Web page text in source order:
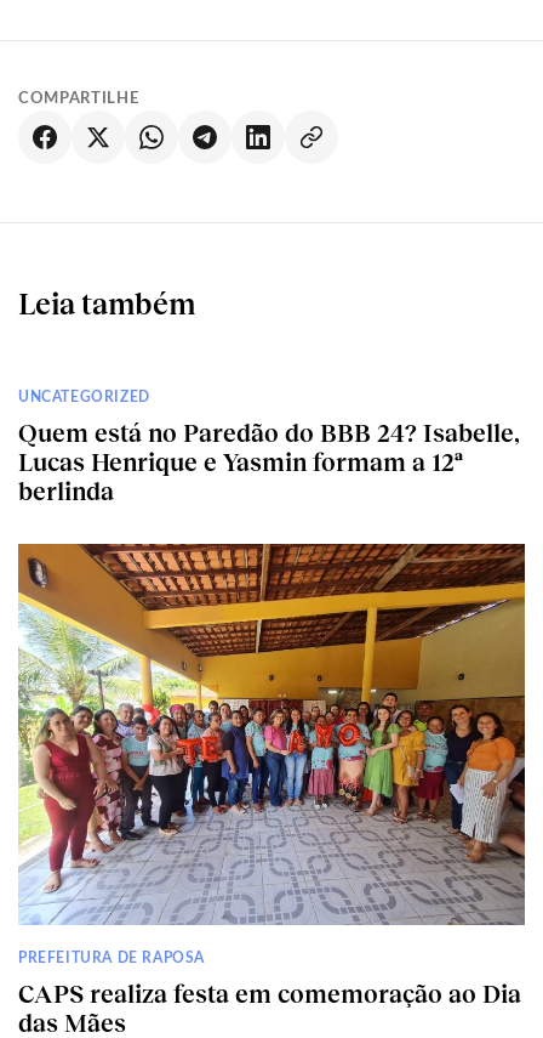
COMPARTILHE
Leia também
UNCATEGORIZED
Quem está no Paredão do BBB 24? Isabelle,
Lucas Henrique e Yasmin formam a 12ª
berlinda
PREFEITURA DE RAPOSA
CAPS realiza festa em comemoração ao Dia
das Mães